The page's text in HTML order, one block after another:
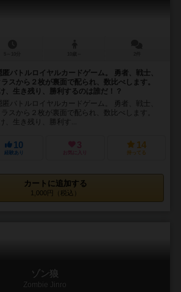
バトルロイヤルカードゲーム。 勇者、戦士、
スから２枚が裏面で配られ、数比べします。
、生き残り、勝利するのは誰だ！？
バトルロイヤルカードゲーム。 勇者、戦士、
スから２枚が裏面で配られ、数比べします。
、生き残り、勝利す...
10
経験あり
3
お気に入り
14
持ってる
カートに追加する
1,000円（税込）
ゾン狼
Zombie Jinro